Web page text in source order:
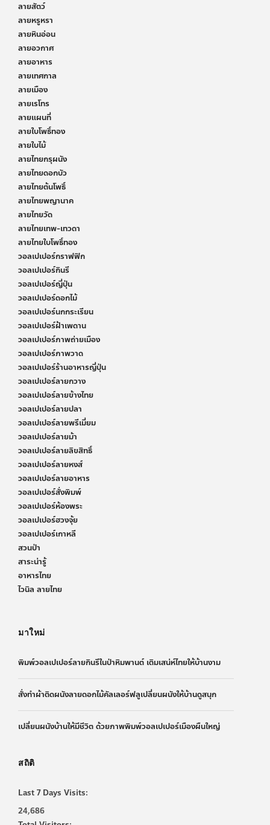
ลายสัตว์
ลายหรูหรา
ลายหินอ่อน
ลายอวกาศ
ลายอาหาร
ลายเทศกาล
ลายเมือง
ลายเรโทร
ลายแผนที่
ลายใบโพธิ์ทอง
ลายใบไม้
ลายไทยกรุผนัง
ลายไทยดอกบัว
ลายไทยต้นโพธิ์
ลายไทยพญานาค
ลายไทยวัด
ลายไทยเทพ-เทวดา
ลายไทยใบโพธิ์ทอง
วอลเปเปอร์กราฟฟิก
วอลเปเปอร์กินรี
วอลเปเปอร์ญี่ปุ่น
วอลเปเปอร์ดอกไม้
วอลเปเปอร์นกกระเรียน
วอลเปเปอร์ฝ้าเพดาน
วอลเปเปอร์ภาพถ่ายเมือง
วอลเปเปอร์ภาพวาด
วอลเปเปอร์ร้านอาหารญี่ปุ่น
วอลเปเปอร์ลายกวาง
วอลเปเปอร์ลายข้างไทย
วอลเปเปอร์ลายปลา
วอลเปเปอร์ลายพรีเมี่ยม
วอลเปเปอร์ลายม้า
วอลเปเปอร์ลายลิขสิทธิ์
วอลเปเปอร์ลายหงส์
วอลเปเปอร์ลายอาหาร
วอลเปเปอร์สั่งพิมพ์
วอลเปเปอร์ห้องพระ
วอลเปเปอร์ฮวงจุ้ย
วอลเปเปอร์เกาหลี
สวนป่า
สาระน่ารู้
อาหารไทย
ไวนิล ลายไทย
มาใหม่
พิมพ์วอลเปเปอร์ลายกินรีในป่าหิมพานต์ เติมเสน่ห์ไทยให้บ้านงาม
สั่งทำผ้าติดผนังลายดอกไม้คัลเลอร์ฟลูเปลี่ยนผนังให้บ้านดูสนุก
เปลี่ยนผนังบ้านให้มีชีวิต ด้วยภาพพิมพ์วอลเปเปอร์เมืองผืนใหญ่
สถิติ
Last 7 Days Visits:
24,686